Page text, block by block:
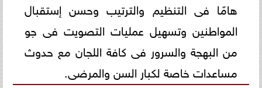
هامًا فى التنظيم والترتيب وحسن إستقبال
المواطنين وتسهيل عمليات التصويت فى جو
من البهجة والسرور فى كافة اللجان مع حدوث
مساعدات خاصة لكبار السن والمرضى.